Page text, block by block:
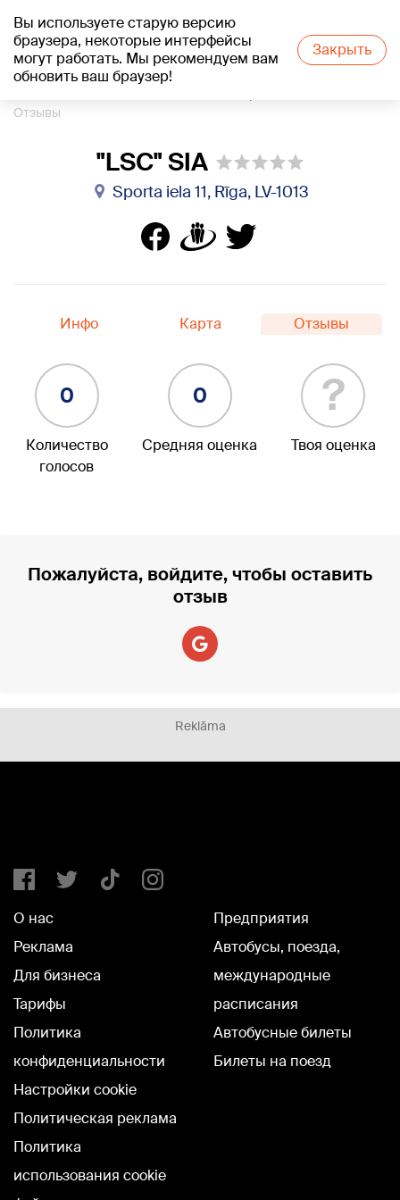
Вы используете старую версию
браузера, некоторые интерфейсы
могут работать. Мы рекомендуем вам
обновить ваш браузер!
Закрыть
+18°C
Отзывы
"LSC" SIA
Sporta iela 11, Rīga, LV-1013
Инфо Карта Отзывы
0
Количество
голосов
0
Средняя оценка
?
Твоя оценка
Пожалуйста, войдите, чтобы оставить
отзыв
Reklāma
О нас
Реклама
Для бизнеса
Тарифы
Политика
конфиденциальности
Настройки cookie
Политическая реклама
Политика
использования cookie
Предприятия
Автобусы, поезда,
международные
расписания
Автобусные билеты
Билеты на поезд